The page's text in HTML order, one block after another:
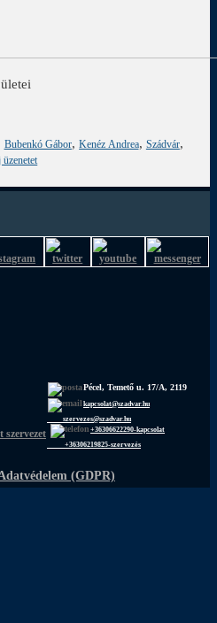
Bubenkó Gábor,Kenéz Andrea, Szádvár,
Pécel, Temető u. 17/A, 2119
kapcsolat@szadvar.hu
szervezes@szadvar.hu
+36306622290-kapcsolat
+36306219825-szervezés
(GDPR)